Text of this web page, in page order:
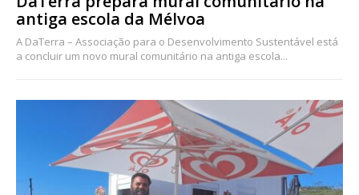
antiga escola da Mélvoa
A DaTerra – Associação para o Desenvolvimento Sustentável está
a concluir um novo mural comunitário na antiga escola...